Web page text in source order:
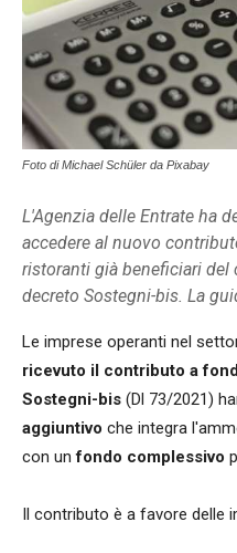
Foto di Michael Schüler da Pixabay
L'Agenzia delle Entrate ha
accedere al nuovo
ristoranti già beneficiari
decreto Sostegni-bis. La
Le imprese operanti nel
ricevuto il contributo a
Sostegni-bis (Dl 73/2021)
aggiuntivo che integra
con unfondo complessivo
Il contributo è a favore delle